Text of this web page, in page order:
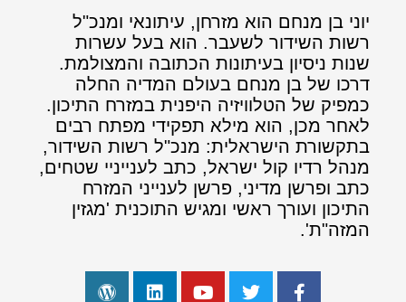
יוני בן מנחם הוא מזרחן, עיתונאי ומנכ"ל
רשות השידור לשעבר. הוא בעל עשרות
שנות ניסיון בעיתונות הכתובה והמצולמת.
דרכו של בן מנחם בעולם המדיה החלה
כמפיק של הטלוויזיה היפנית במזרח התיכון.
לאחר מכן, הוא מילא תפקידי מפתח רבים
בתקשורת הישראלית: מנכ"ל רשות השידור,
מנהל רדיו קול ישראל, כתב לענייניי שטחים,
כתב ופרשן מדיני, פרשן לענייני המזרח
התיכון ועורך ראשי ומגיש התוכנית 'מגזין
המזה"ת'.